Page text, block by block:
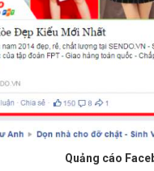
Quảng cáo